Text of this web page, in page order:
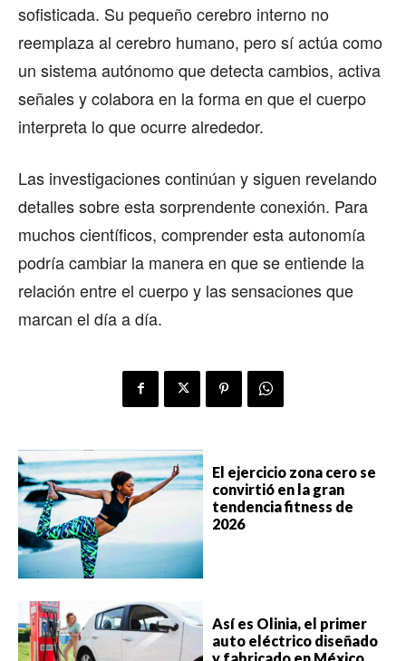
sofisticada. Su pequeño cerebro interno no
reemplaza al cerebro humano, pero sí actúa como
un sistema autónomo que detecta cambios, activa
señales y colabora en la forma en que el cuerpo
interpreta lo que ocurre alrededor.
Las investigaciones continúan y siguen revelando
detalles sobre esta sorprendente conexión. Para
muchos científicos, comprender esta autonomía
podría cambiar la manera en que se entiende la
relación entre el cuerpo y las sensaciones que
marcan el día a día.
El ejercicio zona cero se
convirtió en la gran
tendencia fitness de
2026
Así es Olinia, el primer
auto eléctrico diseñado